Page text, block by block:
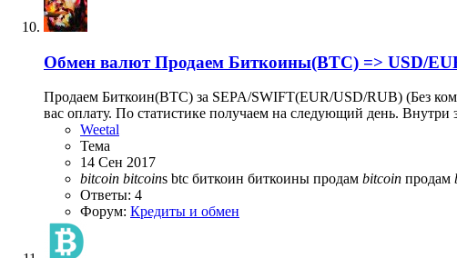
Обмен валют Продаем Биткоины(BTC) => USD/
Продаем Биткоин(BTC) за SEPA/SWIFT(EUR/USD/RUB) (Без
вас оплату. По статистике получаем на следующий день.
Weetal
Тема
14 Сен 2017
bitcoin bitcoins btc биткоин биткоины продам bitcoin продам
Ответы: 4
Форум: Кредиты и обмен